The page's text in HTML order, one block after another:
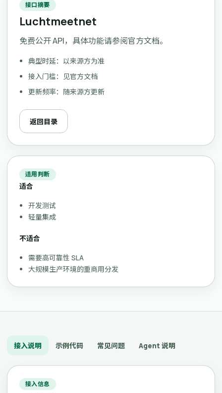
接口摘要
Luchtmeetnet
免费公开 API，具体功能请参阅官方文档。
典型时延：以来源方为准
接入门槛：见官方文档
更新频率：随来源方更新
返回目录
适用判断
适合
开发测试
轻量集成
不适合
需要高可靠性 SLA
大规模生产环境的重商用分发
接入说明 示例代码 常见问题 Agent 说明
接入信息